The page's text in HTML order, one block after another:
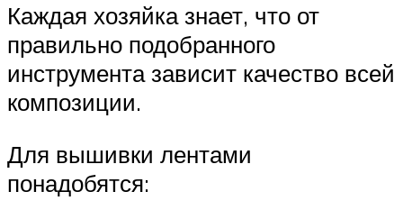
Каждая хозяйка знает, что от
правильно подобранного
инструмента зависит качество всей
композиции.
Для вышивки лентами
понадобятся: